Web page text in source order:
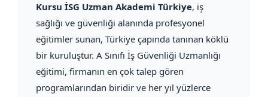
Kursu İSG Uzman Akademi Türkiye, iş
sağlığı ve güvenliği alanında profesyonel
eğitimler sunan, Türkiye çapında tanınan köklü
bir kuruluştur. A Sınıfı İş Güvenliği Uzmanlığı
eğitimi, firmanın en çok talep gören
programlarından biridir ve her yıl yüzlerce